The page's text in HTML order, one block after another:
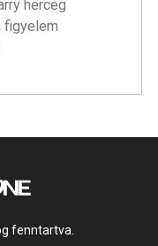
herceg
figyelem
fenntartva.